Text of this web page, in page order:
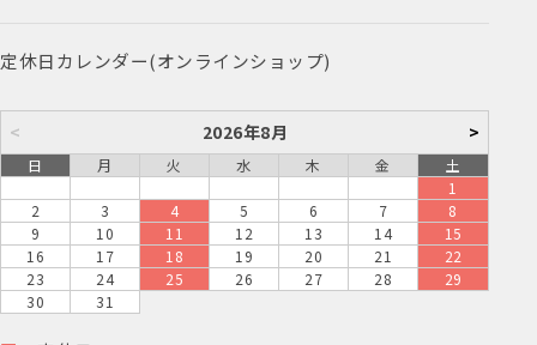
定休日カレンダー(オンラインショップ)
< 2026年8月 >
日 月 火 水 木 金
土
1
2
3 4 5 6 7
8
9
10 11 12 13 14
15
16
17 18 19 20 21
22
23
24 25 26 27 28
29
30
31